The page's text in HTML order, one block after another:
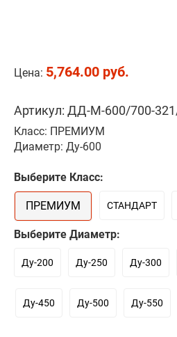
Цена: 5,764.00 руб.
Артикул: ДД-М-600/700-
Класс: ПРЕМИУМ
Диаметр: Ду-600
Выберите Класс:
ПРЕМИУМ СТАНДАРТ
Выберите Диаметр:
Ду-200 Ду-250 Ду-300
Ду-450 Ду-500 Ду-550